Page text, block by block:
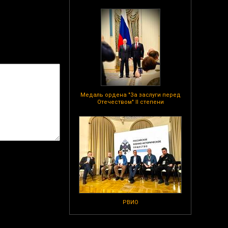
Медаль ордена "За заслуги перед
Отечеством" II степени
РВИО